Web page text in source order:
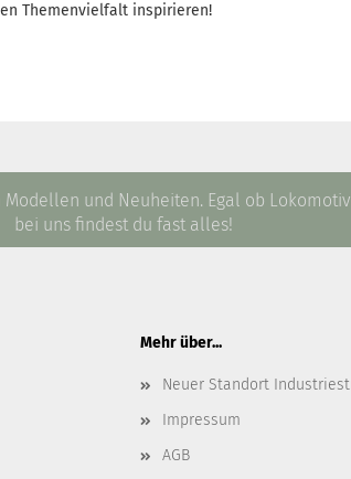
Themenvielfalt inspirieren!
Shop aufgenommen.
und Neuheiten. Egal ob
bei uns findest du fast alles!
Mehr über...
Neuer Standort
Impressum
AGB